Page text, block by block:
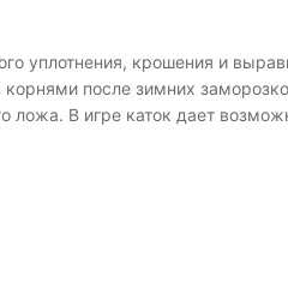
уплотнения, крошения и
после зимних
В игре каток дает